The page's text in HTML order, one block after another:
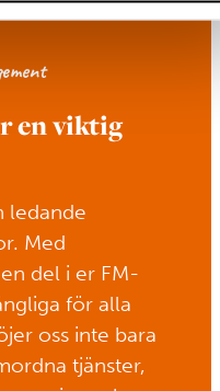
en viktig
ledande
Med
del i er FM-
för alla
oss inte bara
tjänster,